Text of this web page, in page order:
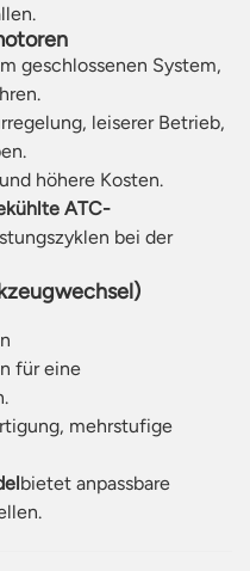
geschlossenen System,
leiserer Betrieb,
höhere Kosten.
ATC-
bei der
für eine
mehrstufige
bietet anpassbare